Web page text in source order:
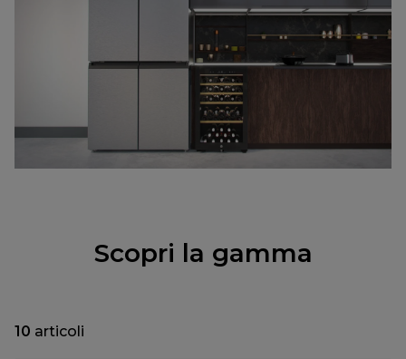
Scopri la gamma
10 articoli